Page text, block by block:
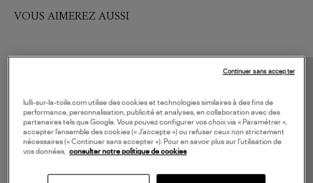
VOUS AIMEREZ AUSSI
lulli-sur-la-toile.com utilise des cookies et technologies similaires à des fins de
performance, personnalisation, publicité et analyses, en collaboration avec des
partenaires tels que Google. Vous pouvez configurer vos choix via « Paramétrer »,
accepter l’ensemble des cookies (« J’accepte ») ou refuser ceux non strictement
nécessaires (« Continuer sans accepter »). Pour en savoir plus sur l’utilisation de
vos données, consulter notre politique de cookies
Continuer sans accepter